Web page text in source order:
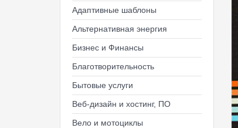
Адаптивные шаблоны
Альтернативная энергия
Бизнес и Финансы
Благотворительность
Бытовые услуги
Веб-дизайн и хостинг, ПО
Вело и мотоциклы